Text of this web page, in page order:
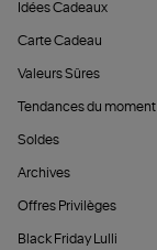
Idées Cadeaux
Carte Cadeau
Valeurs Sûres
Tendances du moment
Soldes
Archives
Offres Privilèges
Black Friday Lulli